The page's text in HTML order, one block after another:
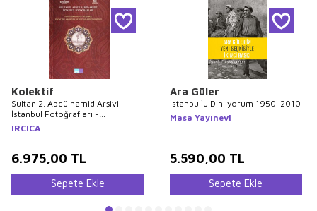
Kolektif
Sultan 2. Abdülhamid Arşivi
İstanbul Fotoğrafları -
Photographs of Istanbul From the
IRCICA
6.975,00 TL
Sepete Ekle
Ara Güler
İstanbul`u Dinliyorum 1950-2010
Masa Yayınevi
5.590,00 TL
Sepete Ekle